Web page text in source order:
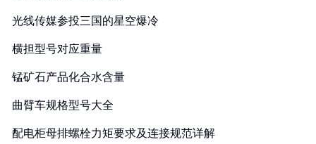
光线传媒参投三国的星空爆冷
横担型号对应重量
锰矿石产品化合水含量
曲臂车规格型号大全
配电柜母排螺栓力矩要求及连接规范详解